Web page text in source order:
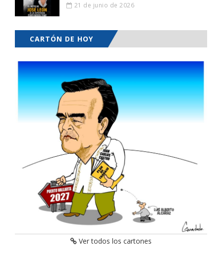
21 de junio de 2026
CARTÓN DE HOY
Ver todos los cartones